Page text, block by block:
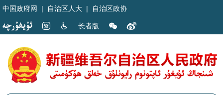
中国政府网 | 自治区人大 | 自治区政协
长者版